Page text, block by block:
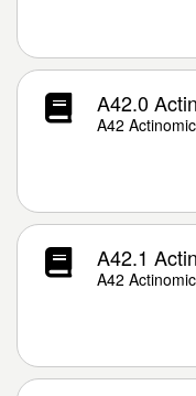
A42.0
A42
A42.1
A42